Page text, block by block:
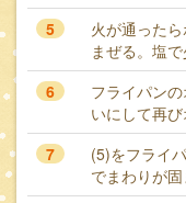
5
火が通った
まぜる。塩
6
フライパン
いにして再び
7
(5)をフライ
でまわりが固